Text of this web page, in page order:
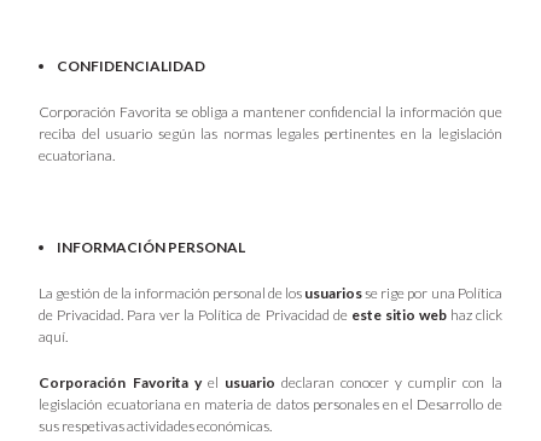
CONFIDENCIALIDAD
Corporación Favorita se obliga a mantener confidencial la información que
reciba del usuario según las normas legales pertinentes en la legislación
ecuatoriana.
INFORMACIÓN PERSONAL
La gestión de la información personal de los usuariosse rige por una Política
de Privacidad. Para ver la Política de Privacidad de este sitio webhaz click
aquí.
Corporación Favorita y el usuario declaran conocer y cumplir con la
legislación ecuatoriana en materia de datos personales en el Desarrollo de
sus respetivas actividades económicas.